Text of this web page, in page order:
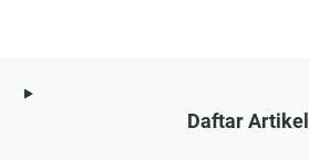
Daftar Artikel